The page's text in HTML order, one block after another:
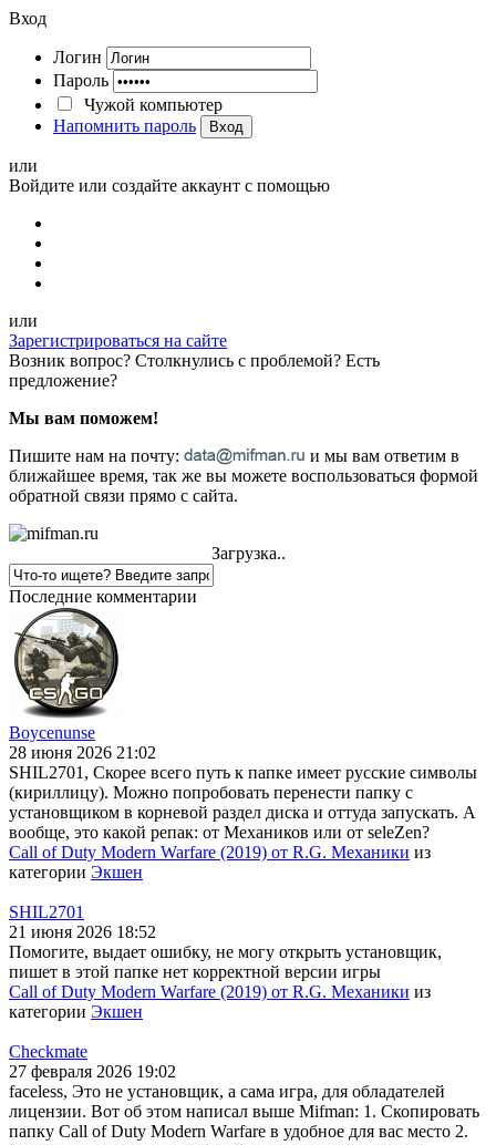
Вход
Логин
Пароль
Чужой компьютер
Напомнить пароль
Вход
или
Войдите или создайте аккаунт с помощью
или
Зарегистрироваться на сайте
Возник вопрос? Столкнулись с проблемой? Есть
предложение?
Мы вам поможем!
Пишите нам на почту:
и мы вам ответим в
ближайшее время, так же вы можете воспользоваться формой
обратной связи прямо с сайта.
Загрузка..
Последние комментарии
Boycenunse
28 июня 2026 21:02
SHIL2701, Скорее всего путь к папке имеет русские символы
(кириллицу). Можно попробовать перенести папку с
установщиком в корневой раздел диска и оттуда запускать. А
вообще, это какой репак: от Механиков или от seleZen?
Call of Duty Modern Warfare (2019) от R.G. Механики из
категории Экшен
SHIL2701
21 июня 2026 18:52
Помогите, выдает ошибку, не могу открыть установщик,
пишет в этой папке нет корректной версии игры
Call of Duty Modern Warfare (2019) от R.G. Механики из
категории Экшен
Checkmate
27 февраля 2026 19:02
faceless, Это не установщик, а сама игра, для обладателей
лицензии. Вот об этом написал выше Mifman: 1. Скопировать
папку Call of Duty Modern Warfare в удобное для вас место 2.